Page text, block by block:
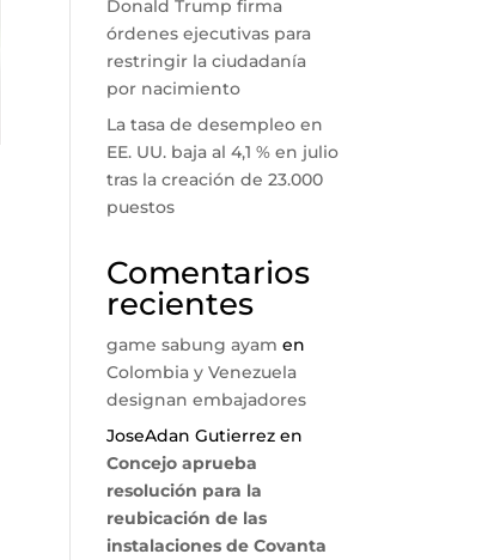
Donald Trump firma
órdenes ejecutivas para
restringir la ciudadanía
por nacimiento
La tasa de desempleo en
EE. UU. baja al 4,1 % en julio
tras la creación de 23.000
puestos
Comentarios
recientes
game sabung ayam en
Colombia y Venezuela
designan embajadores
JoseAdan Gutierrez en
Concejo aprueba
resolución para la
reubicación de las
instalaciones de Covanta